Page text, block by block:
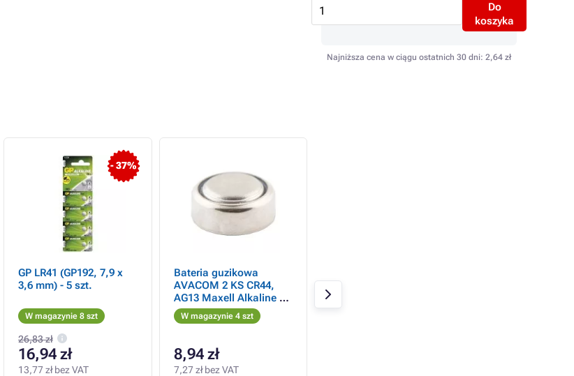
Do
koszyka
Najniższa cena w ciągu ostatnich 30 dni: 2,64 zł
- 37%
GP LR41 (GP192, 7,9 x
3,6 mm) - 5 szt.
W magazynie 8 szt
26,83 zł
16,94 zł
13,77 zł bez VAT
Bateria guzikowa
AVACOM 2 KS CR44,
AG13 Maxell Alkaline 2
szt. Blister
W magazynie 4 szt
8,94 zł
7,27 zł bez VAT
tlenkowo-srebrowa
SR621SW, opakowanie
1 szt.